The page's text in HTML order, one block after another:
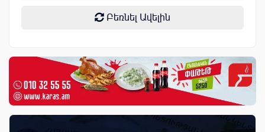
Բեռնել Ավելին